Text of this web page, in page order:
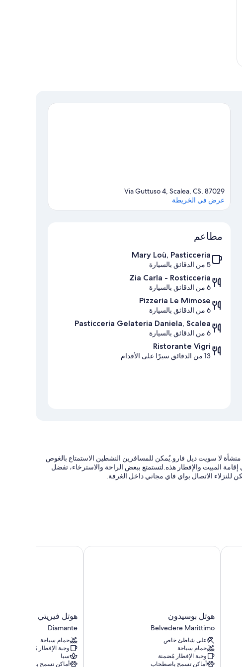
Via Guttuso 4, Scalea, CS, 87029
عرض في الخريطة
مطاعم
Mary Loù, Pasticceria
5 من الدقائق بالسيارة
Zia Carla - Rosticceria
6 من الدقائق بالسيارة
Pizzeria Le Mimose
6 من الدقائق بالسيارة
Pasticceria Gelateria Daniela, Scalea
6 من الدقائق بالسيارة
Ristorante Vigri
13 من الدقائق سيرًا على الأقدام
لا سويت ديل فارو.يُمكن للمسافرين النشطين الاستمتاع بالغوص
المبيت والإفطار هذه.لتستمتع ببعض الراحة والاسترخاء، تفضل
الاتصال بواي فاي مجاني داخل الغرفة.
في تنظيم الجولات وحجز التذاكر
وأسرّة بإسفنج يتكيف مع شكل الجسم
يوميًا
هوتل
بوسيدون
Belvedere
Marittimo
هوتل بوسيدون
Belvedere Marittimo
على شاطئ خاص
حمام سباحة
وجبة الإفطار مُضمنة
أماكن تسمح باصطحاب
هوتل بوسيدون
هوتل
فيريتي
Diamante
هوتل فيريتي
Diamante
حمام سباحة
وجبة الإفطار مُضمنة
سبا
أماكن تسمح باصطحاب
هوتل فيريتي